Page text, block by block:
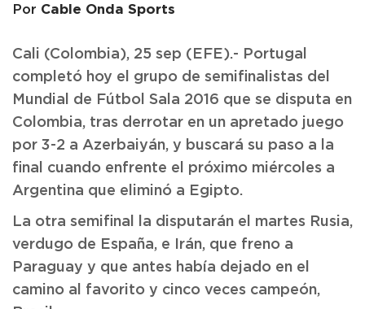
Por Cable Onda Sports
Cali (Colombia), 25 sep (EFE).- Portugal
completó hoy el grupo de semifinalistas del
Mundial de Fútbol Sala 2016 que se disputa en
Colombia, tras derrotar en un apretado juego
por 3-2 a Azerbaiyán, y buscará su paso a la
final cuando enfrente el próximo miércoles a
Argentina que eliminó a Egipto.
La otra semifinal la disputarán el martes Rusia,
verdugo de España, e Irán, que freno a
Paraguay y que antes había dejado en el
camino al favorito y cinco veces campeón,